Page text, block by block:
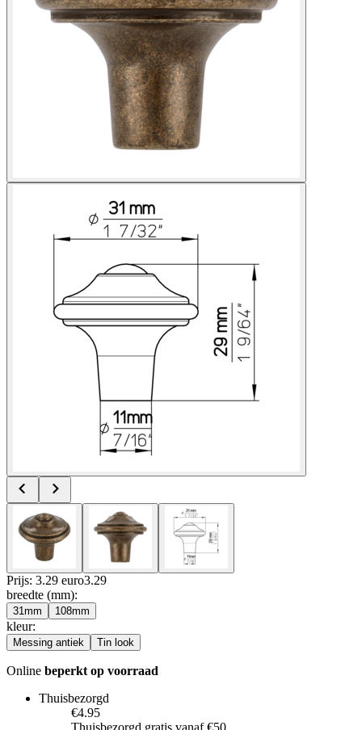
Prijs: 3.29 euro3.29
breedte (mm):
31mm 108mm
kleur:
Messing antiek Tin look
Online beperkt op voorraad
Thuisbezorgd
€4.95
Thuisbezorgd gratis vanaf €50